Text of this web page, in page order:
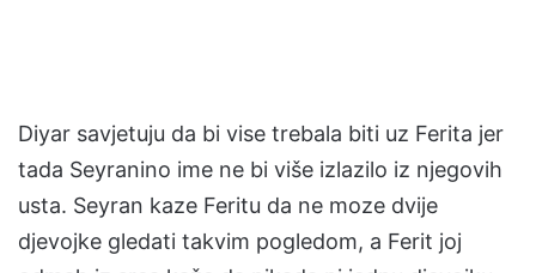
Diyar savjetuju da bi vise trebala biti uz Ferita jer
tada Seyranino ime ne bi više izlazilo iz njegovih
usta. Seyran kaze Feritu da ne moze dvije
djevojke gledati takvim pogledom, a Ferit joj